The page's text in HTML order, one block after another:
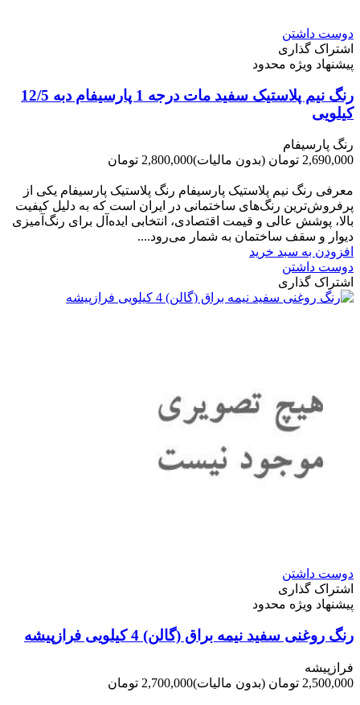
دوست داشتن
اشتراک گذاری
پیشنهاد ویژه محدود
رنگ نیم پلاستیک سفید مات درجه 1 پارسیفام دبه 12/5
کیلویی
رنگ پارسیفام
2,690,000 تومان
(بدون مالیات)2,800,000 تومان
معرفی رنگ نیم پلاستیک پارسیفام رنگ پلاستیک پارسیفام یکی از
پرفروش‌ترین رنگ‌های ساختمانی در ایران است که به دلیل کیفیت
بالا، پوشش عالی و قیمت اقتصادی، انتخابی ایده‌آل برای رنگ‌آمیزی
دیوار و سقف ساختمان به شمار می‌رود....
افزودن به سبد خرید
دوست داشتن
اشتراک گذاری
دوست داشتن
اشتراک گذاری
پیشنهاد ویژه محدود
رنگ روغنی سفید نیمه براق (گالن) 4 کیلویی فرازپیشه
فرازپیشه
2,500,000 تومان
(بدون مالیات)2,700,000 تومان